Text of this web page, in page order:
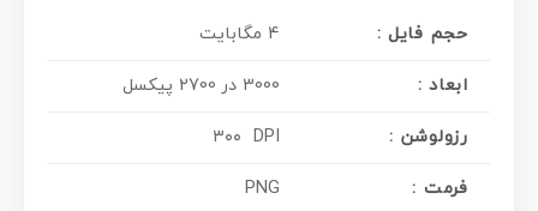
حجم فایل : 4 مگابایت
ابعاد : 3000 در 2700 پیکسل
: رزولوشن ۳۰۰ DPI
فرمت : PNG